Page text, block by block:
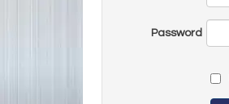
Password